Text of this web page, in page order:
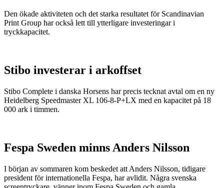
Den ökade aktiviteten och det starka resultatet för Scandinavian
Print Group har också lett till ytterligare investeringar i
tryckkapacitet.
Stibo investerar i arkoffset
Stibo Complete i danska Horsens har precis tecknat avtal om en ny
Heidelberg Speedmaster XL 106-8-P+LX med en kapacitet på 18
000 ark i timmen.
Fespa Sweden minns Anders Nilsson
I början av sommaren kom beskedet att Anders Nilsson, tidigare
president för internationella Fespa, har avlidit. Några svenska